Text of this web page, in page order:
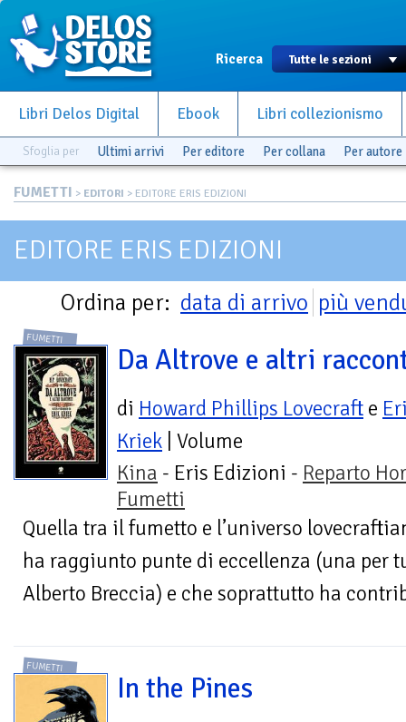
Ricerca
Libri Delos Digital Ebook Libri collezionismo
Sfoglia per Ultimi arrivi Per editore Per collana Per autore
FUMETTI > EDITORI > EDITORE ERIS EDIZIONI
EDITORE ERIS EDIZIONI
Ordina per: data di arrivo più
FUMETTI
Da Altrove e altri
di Howard Phillips Lovecraft e
Kriek | Volume
Kina - Eris Edizioni - Reparto
Fumetti
Quella tra il fumetto e l’universo
ha raggiunto punte di eccellenza (una per
Alberto Breccia) e che soprattutto ha
FUMETTI
In the Pines